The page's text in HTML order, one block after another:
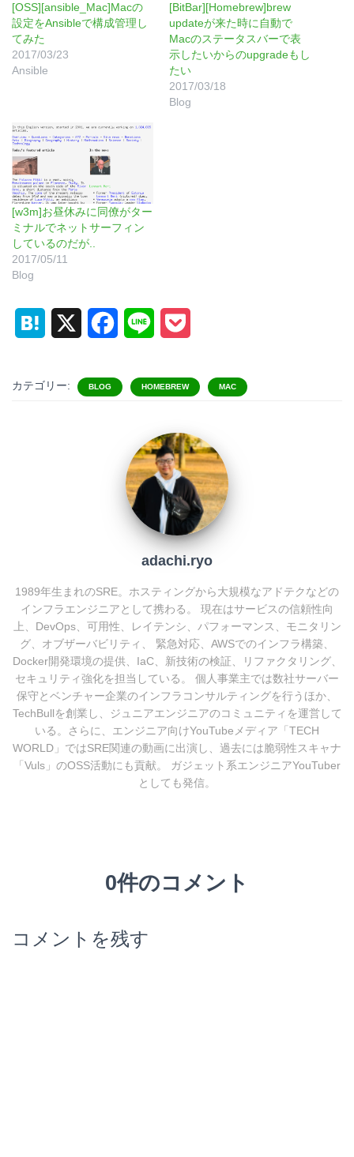
[OSS][ansible_Mac]Macの
設定をAnsibleで構成管理し
てみた
2017/03/23
Ansible
[BitBar][Homebrew]brew
updateが来た時に自動で
Macのステータスバーで表
示したいからのupgradeもし
たい
2017/03/18
Blog
[w3m]お昼休みに同僚がター
ミナルでネットサーフィン
しているのだが..
2017/05/11
Blog
t c n c
e
t
カテゴリー: BLOG HOMEBREW MAC
adachi.ryo
1989年生まれのSRE。ホスティングから大規模なアドテクなどの
インフラエンジニアとして携わる。 現在はサービスの信頼性向
上、DevOps、可用性、レイテンシ、パフォーマンス、モニタリン
グ、オブザーバビリティ、 緊急対応、AWSでのインフラ構築、
Docker開発環境の提供、IaC、新技術の検証、リファクタリング、
セキュリティ強化を担当している。 個人事業主では数社サーバー
保守とベンチャー企業のインフラコンサルティングを行うほか、
TechBullを創業し、ジュニアエンジニアのコミュニティを運営して
いる。さらに、エンジニア向けYouTubeメディア「TECH
WORLD」ではSRE関連の動画に出演し、過去には脆弱性スキャナ
「Vuls」のOSS活動にも貢献。 ガジェット系エンジニアYouTuber
としても発信。
0件のコメント
コメントを残す